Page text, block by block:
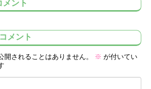
メント
メント
開されることはありません。 ※ が付いてい